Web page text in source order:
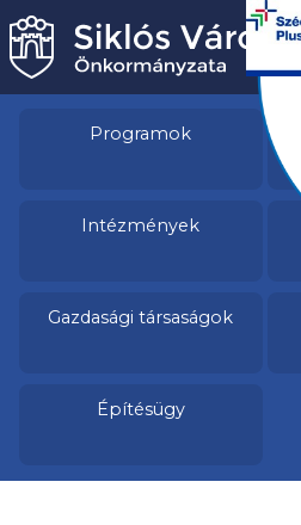
Programok
Intézmények
Gazdasági társaságok
Építésügy